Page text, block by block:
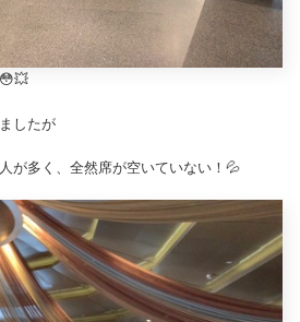
したが
が多く、全然席が空いていない！💦